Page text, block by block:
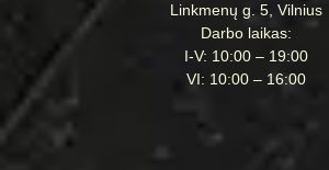
Linkmenų g. 5, Vilnius
Darbo laikas:
I-V: 10:00 – 19:00
VI: 10:00 – 16:00